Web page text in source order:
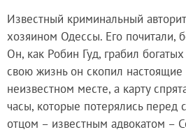
Известный криминальный
хозяином Одессы. Его почитали,
Он, как Робин Гуд, грабил
свою жизнь он скопил
неизвестном месте, а карту
часы, которые потерялись
отцом – известным адвокатом –